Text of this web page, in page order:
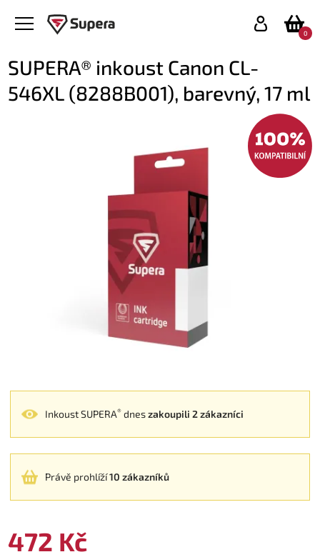
0
SUPERA® inkoust Canon CL-
546XL (8288B001), barevný, 17 ml
Inkoust SUPERA® dneszakoupili 2 zákazníci
Právě prohlíží10 zákazníků
472 Kč